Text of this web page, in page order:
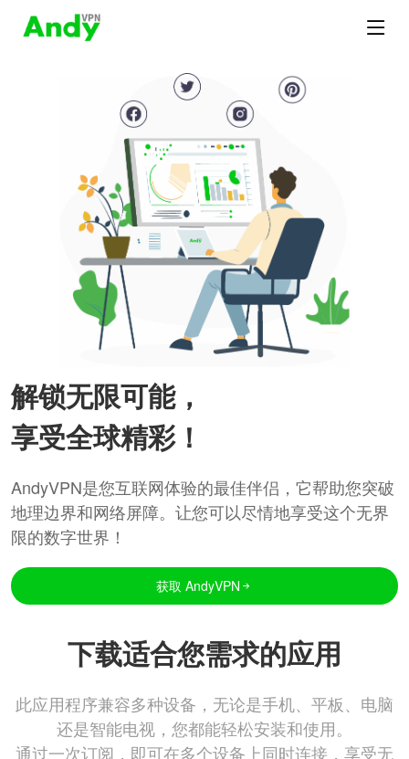
解锁无限可能，
享受全球精彩！
AndyVPN是您互联网体验的最佳伴侣，它帮助您突破
地理边界和网络屏障。让您可以尽情地享受这个无界
限的数字世界！
获取 AndyVPN
下载适合您需求的应用
此应用程序兼容多种设备，无论是手机、平板、电脑
还是智能电视，您都能轻松安装和使用。
通过一次订阅，即可在多个设备上同时连接，享受无